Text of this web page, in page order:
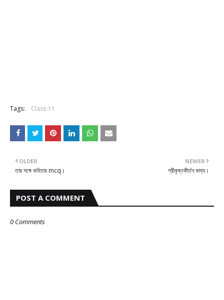
Tags: Class-11
NEWER
শ্রীকৃষ্ণকীর্তন কাব্য।
OLDER
তার সঙ্গে কবিতার mcq।
POST A COMMENT
0 Comments